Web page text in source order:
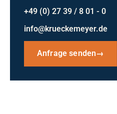
+49 (0) 27 39 / 8 01 - 0
info@krueckemeyer.de
Anfrage senden→